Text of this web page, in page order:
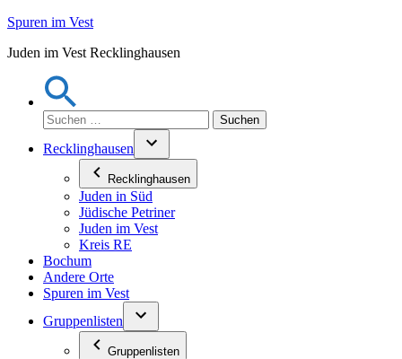
Zum
springen
Spuren im Vest
Juden im Vest Recklinghausen
Suchen
nach:
Recklinghausen
Recklinghausen
Juden in Süd
Jüdische Petriner
Juden im Vest
Kreis RE
Bochum
Andere Orte
Spuren im Vest
Gruppenlisten
Gruppenlisten